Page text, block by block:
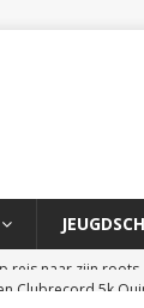
Clubrecord 5k